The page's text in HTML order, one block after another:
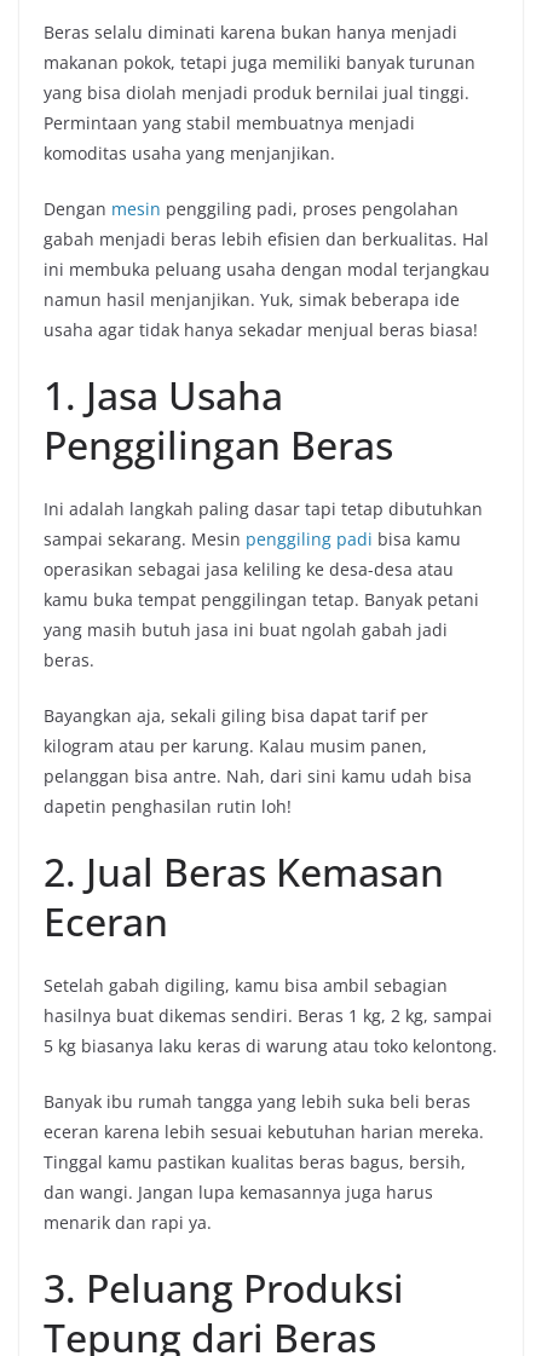
Beras selalu diminati karena bukan hanya menjadi
makanan pokok, tetapi juga memiliki banyak turunan
yang bisa diolah menjadi produk bernilai jual tinggi.
Permintaan yang stabil membuatnya menjadi
komoditas usaha yang menjanjikan.
Dengan mesin penggiling padi, proses pengolahan
gabah menjadi beras lebih efisien dan berkualitas. Hal
ini membuka peluang usaha dengan modal terjangkau
namun hasil menjanjikan. Yuk, simak beberapa ide
usaha agar tidak hanya sekadar menjual beras biasa!
1. Jasa Usaha
Penggilingan Beras
Ini adalah langkah paling dasar tapi tetap dibutuhkan
sampai sekarang. Mesin penggiling padi bisa kamu
operasikan sebagai jasa keliling ke desa-desa atau
kamu buka tempat penggilingan tetap. Banyak petani
yang masih butuh jasa ini buat ngolah gabah jadi
beras.
Bayangkan aja, sekali giling bisa dapat tarif per
kilogram atau per karung. Kalau musim panen,
pelanggan bisa antre. Nah, dari sini kamu udah bisa
dapetin penghasilan rutin loh!
2. Jual Beras Kemasan
Eceran
Setelah gabah digiling, kamu bisa ambil sebagian
hasilnya buat dikemas sendiri. Beras 1 kg, 2 kg, sampai
5 kg biasanya laku keras di warung atau toko kelontong.
Banyak ibu rumah tangga yang lebih suka beli beras
eceran karena lebih sesuai kebutuhan harian mereka.
Tinggal kamu pastikan kualitas beras bagus, bersih,
dan wangi. Jangan lupa kemasannya juga harus
menarik dan rapi ya.
3. Peluang Produksi
Tepung dari Beras